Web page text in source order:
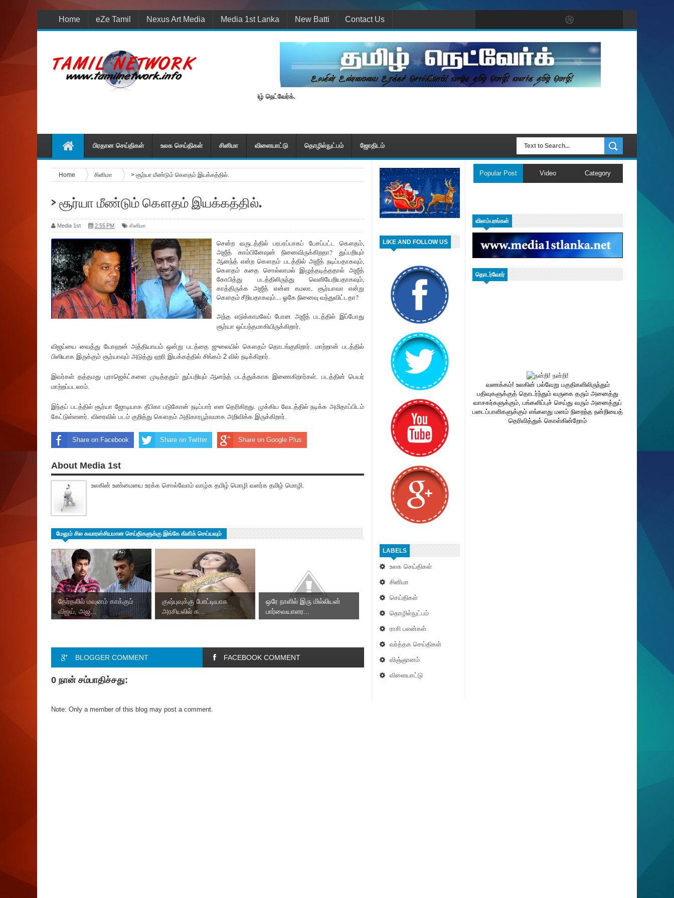
Home eZe Tamil Nexus Art Media Media 1st Lanka New Batti Contact Us
மீண்டும் புதுப் பொலிவுடன் தமிழ் நெட்வேர்க்.
பிரதான செய்திகள் உலக செய்திகள் சினிமா விளையாட்டு தொழில்நுட்பம் ஜோதிடம்
LIKE AND FOLLOW US
LABELS
உலக செய்திகள்
சினிமா
செய்திகள்
தொழில்நுட்பம்
ராசி பலன்கள்
வர்த்தக செய்திகள்
விஞ்ஞானம்
விளையாட்டு
Home சினிமா > சூர்யா மீண்டும் கௌதம் இயக்கத்தில்.
> சூர்யா மீண்டும் கௌதம் இயக்கத்தில்.
Media 1st 2:55 PM சினிமா
சென்ற வருடத்தில் பரபரப்பாகப் பேசப்பட்ட கௌதம்,
அஜீத் காம்பினேஷன் நினைவிருக்கிறதா? துப்பறியும்
ஆனந்த் என்ற கௌதம் படத்தில் அஜீத் நடிப்பதாகவும்,
கௌதம் கதை சொல்லாமல் இழுத்தடித்ததால் அஜீத்
கோபித்து படத்திலிருந்து வெளியேறியதாகவும்,
காத்திருக்க அஜீத் என்ன கமலா, சூர்யாவா என்று
கௌதம் சீறியதாகவும்.... ஓகே நினைவு வந்துவிட்டதா?
அந்த எடுக்காமலேப் போன அஜீத் படத்தில் இப்போது
சூர்யா ஒப்பந்தமாகியிருக்கிறார்.
விஜய்யை வைத்து யோஹன் அத்தியாயம் ஒன்று படத்தை ஜுலையில் கௌதம் தொடங்குகிறார். மாற்றான் படத்தில்
பிஸியாக இருக்கும் சூர்யாவும் அடுத்து ஹரி இயக்கத்தில் சிங்கம் 2 வில் நடிக்கிறார்.
இவர்கள் தத்தமது புராஜெக்ட்களை முடித்ததும் துப்பறியும் ஆனந்த் படத்துக்காக இணைகிறார்கள். படத்தின் பெயர்
மாற்றப்படலாம்.
இந்தப் படத்தில் சூர்யா ஜோடியாக தீபிகா படுகோன் நடிப்பார் என தெரிகிறது. முக்கிய வேடத்தில் நடிக்க அமிதாப்பிடம்
கேட்டுள்ளனர். விரைவில் படம் குறித்து கௌதம் அதிகாரபூர்வமாக அறிவிக்க இருக்கிறார்.
Share on Facebook Share on Twitter Share on Google Plus
About Media 1st
உலகின் உண்மையை உரக்க சொல்வோம் வாழ்க தமிழ் மொழி வளர்க தமிழ் மொழி.
மேலும் சில சுவாரஸ்சியமான செய்திகளுக்கு இங்கே கிளிக் செய்யவும்
தேர்தலில் மவுனம் காக்கும்
விஜய், அஜ...
குஷ்புவுக்கு போட்டியாக
அரசியலில் க...
ஒரே நாளில் இரு மில்லியன்
பார்வையாளர...
BLOGGER COMMENT FACEBOOK COMMENT
0 நான் சம்பாதிச்சது:
Note: Only a member of this blog may post a comment.
Popular Post Video Category
விளம்பரங்கள்
தொடர்வோர்
வணக்கம்! உலகின் பல்வேறு பகுதிகளிலிருந்தும்
பதிவுகளுக்குத் தொடர்ந்தும் வருகை தரும் அனைத்து
வாசகர்களுக்கும், பங்களிப்புச் செய்து வரும் அனைத்துப்
படைப்பாளிகளுக்கும் எங்களது மனம் நிறைந்த நன்றியைத்
தெரிவித்துக் கொள்கின்றோம்